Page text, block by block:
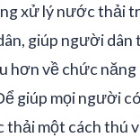
xử lý nước thải
giúp người dân
hơn về chức năng
giúp mọi người
một cách thú